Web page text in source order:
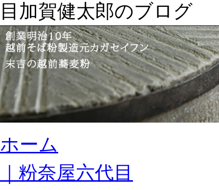
目加賀健太郎のブログ
ン
ツ
ホーム
｜粉奈屋六代目